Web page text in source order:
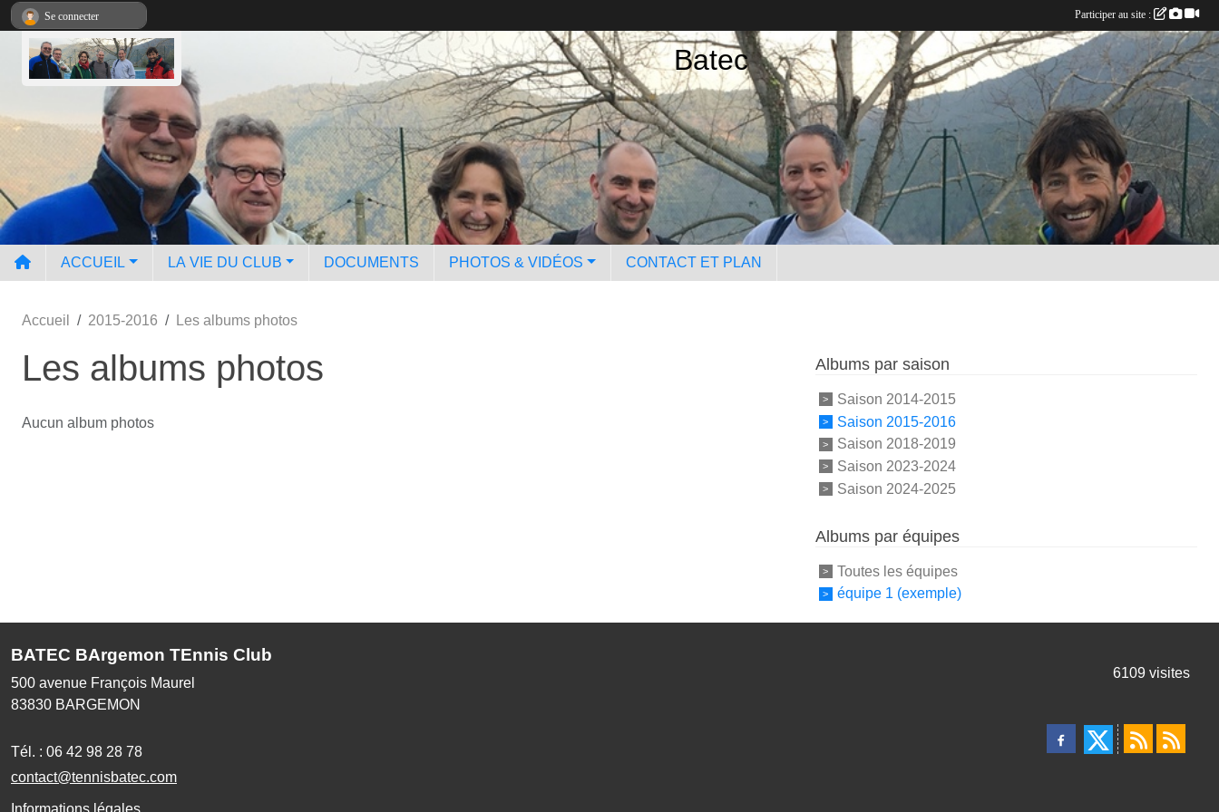
Batec
ACCUEIL LA VIE DU CLUB DOCUMENTS PHOTOS & VIDÉOS CONTACT ET PLAN
Accueil 2015-2016 Les albums photos
Les albums photos
Aucun album photos
Albums par saison
Saison 2014-2015
Saison 2015-2016
Saison 2018-2019
Saison 2023-2024
Saison 2024-2025
Albums par équipes
Toutes les équipes
équipe 1 (exemple)
BATEC BArgemon TEnnis Club
500 avenue François Maurel
83830 BARGEMON
Tél. : 06 42 98 28 78
contact@tennisbatec.com
6109 visites
Se connecter Participer au site :
Panneau de gestion des cookies